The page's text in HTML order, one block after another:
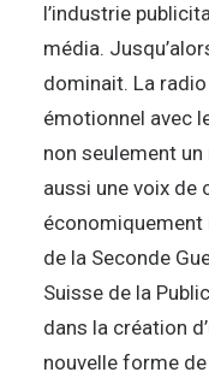
l’industrie
média.
dominait. La
émotionnel avec
non seulement
aussi une voix de
économiquement
de la Seconde
Suisse de la
dans la création
nouvelle forme